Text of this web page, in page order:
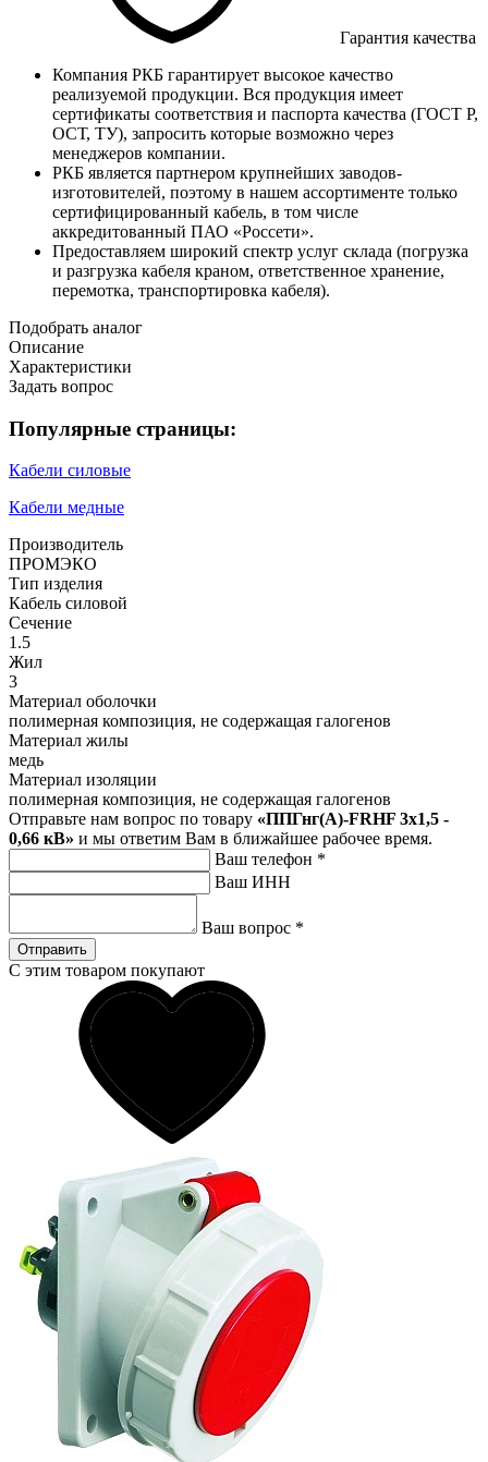
Гарантия качества
Компания РКБ гарантирует высокое качество
реализуемой продукции. Вся продукция имеет
сертификаты соответствия и паспорта качества (ГОСТ Р,
ОСТ, ТУ), запросить которые возможно через
менеджеров компании.
РКБ является партнером крупнейших заводов-
изготовителей, поэтому в нашем ассортименте только
сертифицированный кабель, в том числе
аккредитованный ПАО «Россети».
Предоставляем широкий спектр услуг склада (погрузка
и разгрузка кабеля краном, ответственное хранение,
перемотка, транспортировка кабеля).
Подобрать аналог
Описание
Характеристики
Задать вопрос
Популярные страницы:
Кабели силовые
Кабели медные
Производитель
ПРОМЭКО
Тип изделия
Кабель силовой
Сечение
1.5
Жил
3
Материал оболочки
полимерная композиция, не содержащая галогенов
Материал жилы
медь
Материал изоляции
полимерная композиция, не содержащая галогенов
Отправьте нам вопрос по товару «ППГнг(А)-FRHF 3х1,5 -
0,66 кВ» и мы ответим Вам в ближайшее рабочее время.
Ваш телефон *
Ваш ИНН
Ваш вопрос *
Отправить
С этим товаром покупают